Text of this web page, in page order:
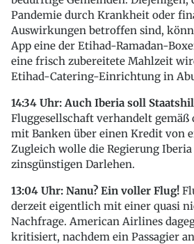
Pandemie durch Krankheit oder
Auswirkungen betroffen sind,
App eine der Etihad-Ramadan-
eine frisch zubereitete Mahlzeit
Etihad-Catering-Einrichtung in
14:34 Uhr: Auch Iberia soll
Fluggesellschaft verhandelt gemäß
mit Banken über einen Kredit von
Zugleich wolle die Regierung
zinsgünstigen Darlehen.
13:04 Uhr: Nanu? Ein voller Flug!
derzeit eigentlich mit einer quasi
Nachfrage. American Airlines
kritisiert, nachdem ein Passagier